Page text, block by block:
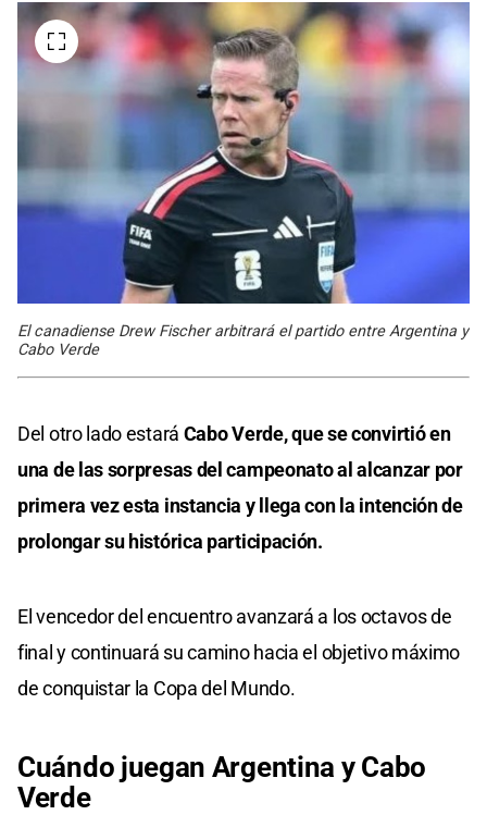
El canadiense Drew Fischer arbitrará el partido entre Argentina y
Cabo Verde
Del otro lado estará Cabo Verde, que se convirtió en
una de las sorpresas del campeonato al alcanzar por
primera vez esta instancia y llega con la intención de
prolongar su histórica participación.
El vencedor del encuentro avanzará a los octavos de
final y continuará su camino hacia el objetivo máximo
de conquistar la Copa del Mundo.
Cuándo juegan Argentina y Cabo
Verde